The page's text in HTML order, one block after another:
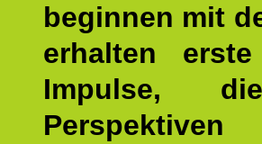
beginnen mit
erhalten
Impulse,